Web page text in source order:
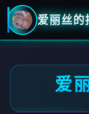
爱丽丝的
爱